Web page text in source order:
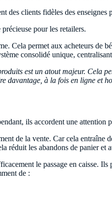
clients fidèles des enseignes
pour les retailers.
Cela permet aux acheteurs
consolidé unique,
est un atout majeur. Cela
davantage, à la fois en ligne et
ils accordent une
de la vente. Car cela
réduit les abandons de panier et
le passage en caisse.
de :